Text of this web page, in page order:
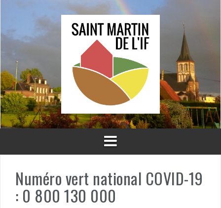
Numéro vert national COVID-19
: 0 800 130 000